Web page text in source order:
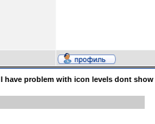
I have problem with icon levels dont show